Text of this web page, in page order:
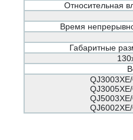
Относительная
Время
Габаритные